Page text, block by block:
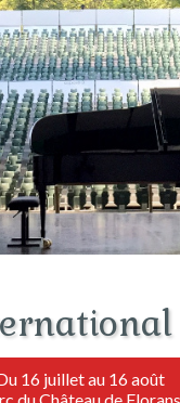
16 juillet au 16 août